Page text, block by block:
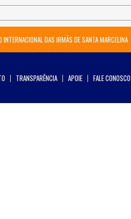
DAS IRMÃS DE SANTA MARCELINA
TRANSPARÊNCIA APOIE FALE CONOSCO